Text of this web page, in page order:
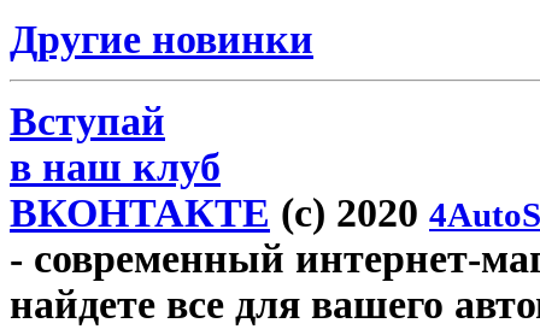
Другие новинки
Вступай
в наш клуб
ВКОНТАКТЕ (c) 2020
- современный интернет-
найдете все для вашего